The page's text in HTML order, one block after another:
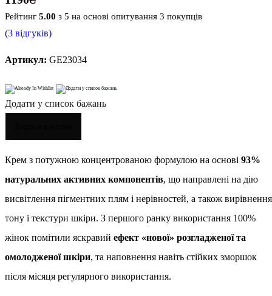
Рейтинг 5.00 з 5 на основі опитування 3 покупців
(3 відгуків)
Артикул: GE23034
Додати у список бажань
Крем з потужною концентрованою формулою на основі 93%
натуральних активних компонентів, що направлені на дію
висвітлення пігментних плям і нерівностей, а також вирівнення
тону і текстури шкіри. З першого ранку використання 100%
жінок помітили яскравий ефект «нової» розгладженої та
омолодженої шкіри, та наповнення навіть стійких зморшок
після місяця регулярного використання.